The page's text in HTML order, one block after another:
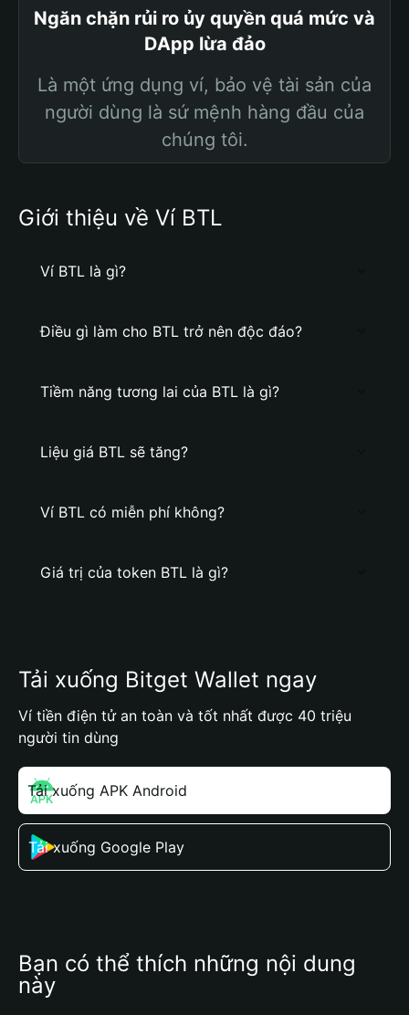
Ngăn chặn rủi ro ủy quyền quá mức và
DApp lừa đảo
Là một ứng dụng ví, bảo vệ tài sản của
người dùng là sứ mệnh hàng đầu của
chúng tôi.
Giới thiệu về Ví BTL
Ví BTL là gì?
Điều gì làm cho BTL trở nên độc đáo?
Tiềm năng tương lai của BTL là gì?
Liệu giá BTL sẽ tăng?
Ví BTL có miễn phí không?
Giá trị của token BTL là gì?
Tải xuống Bitget Wallet ngay
Ví tiền điện tử an toàn và tốt nhất được 40 triệu
người tin dùng
Tải xuống APK Android
Tải xuống Google Play
Bạn có thể thích những nội dung
này